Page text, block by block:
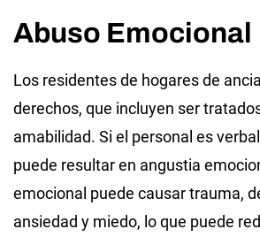
Abuso Emocional
Los residentes de hogares de
derechos, que incluyen ser
amabilidad. Si el personal es
puede resultar en angustia
emocional puede causar trauma,
ansiedad y miedo, lo que puede